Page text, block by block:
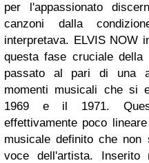
per l'appassionato
canzoni dalla
interpretava. ELVIS NOW
questa fase cruciale
passato al pari di una
momenti musicali che si
1969 e il 1971.
effettivamente poco
musicale definito che non
voce dell'artista. Inserito